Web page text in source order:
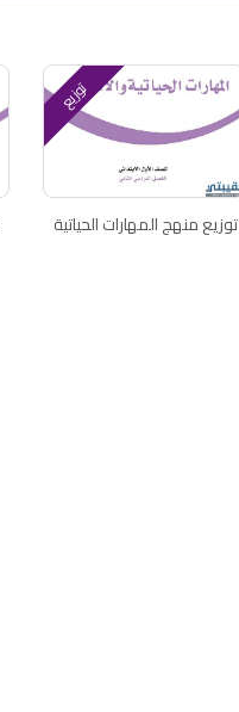
توزيع
توزيع منهج المهارات الحياتية